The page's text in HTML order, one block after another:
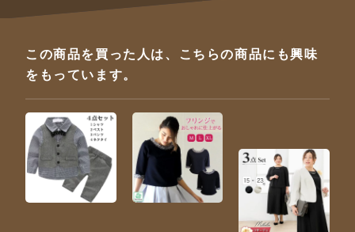
この商品を買った人は、こちらの商品にも興味
をもっています。